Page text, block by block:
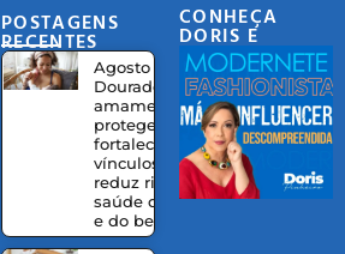
POSTAGENS
RECENTES
Agosto
Dourado:
amamentação
protege,
fortalece
vínculos e
reduz riscos à
saúde da mãe
e do bebê
CONHEÇA
DORIS E
EQUIPE